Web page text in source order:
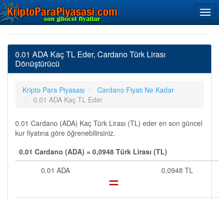
0.01 ADA Kaç TL Eder, Cardano Türk Lirası
Dönüştürücü
Kripto Para Piyasası
Cardano Fiyatı Ne Kadar
0.01 ADA Kaç TL Eder
0.01 Cardano (ADA) Kaç Türk Lirası (TL) eder en son güncel
kur fiyatına göre öğrenebilirsiniz.
0.01 Cardano (ADA) = 0,0948 Türk Lirası (TL)
0.01 ADA
= 0,0948 TL